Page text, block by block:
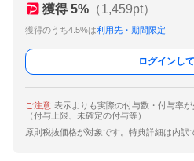
獲得 5% （1,459pt）
獲得のうち4.5%は利用先・期間限定
ログインし
ご注意 表示よりも実際の付与数・付与率
（付与上限、未確定の付与等）
原則税抜価格が対象です。特典詳細は内訳